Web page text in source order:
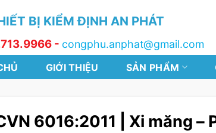
BỊ KIỂM ĐỊNH AN PHÁT
- congphu.anphat@gmail.com
GIỚI THIỆU SẢN PHẨM
6016:2011 | Xi măng